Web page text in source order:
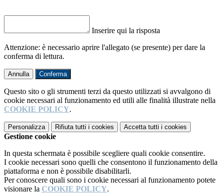
Inserire qui la risposta
Attenzione: è necessario aprire l'allegato (se presente) per dare la
conferma di lettura.
Annulla Conferma
Questo sito o gli strumenti terzi da questo utilizzati si avvalgono di
cookie necessari al funzionamento ed utili alle finalità illustrate nella
COOKIE POLICY.
Personalizza Rifiuta tutti i cookies Accetta tutti i cookies
Gestione cookie
In questa schermata è possibile scegliere quali cookie consentire.
I cookie necessari sono quelli che consentono il funzionamento della
piattaforma e non è possibile disabilitarli.
Per conoscere quali sono i cookie necessari al funzionamento potete
visionare la COOKIE POLICY.